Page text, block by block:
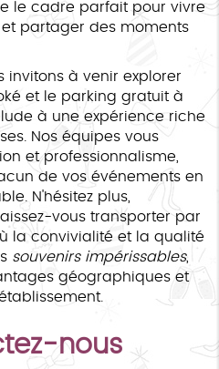
le cadre parfait pour vivre
et partager des moments
invitons à venir explorer
et le parking gratuit à
à une expérience riche
Nos équipes vous
et professionnalisme,
de vos événements en
N'hésitez plus,
vous transporter par
la convivialité et la qualité
souvenirs impérissables,
géographiques et
nous